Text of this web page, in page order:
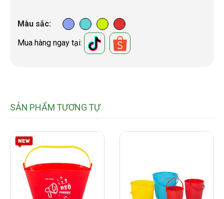
Màu sắc
Mua hàng ngay tại:
SẢN PHẨM TƯƠNG TỰ